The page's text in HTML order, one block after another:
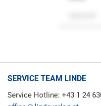
SERVICE TEAM LINDE
Service Hotline: +43 1 24